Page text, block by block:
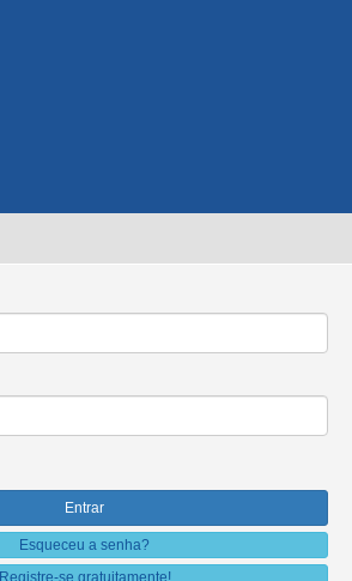
Esqueceu a senha?
Registre-se gratuitamente!